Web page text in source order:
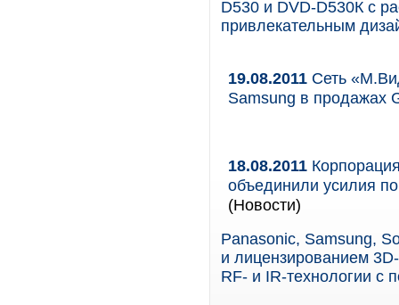
D530 и DVD-D530К с
привлекательным
19.08.2011 Сеть
Samsung в продажах
18.08.2011
объединили усилия
(Новости)
Panasonic, Samsung,
и лицензированием
RF- и IR-технологии с